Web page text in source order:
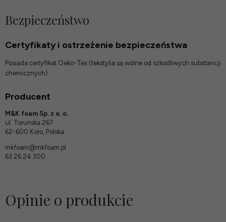
Bezpieczeństwo
Certyfikaty i ostrzeżenie bezpieczeństwa
Posiada certyfikat Oeko-Tex (tekstylia są wolne od szkodliwych substancji
chemicznych).
Producent
M&K foam Sp. z o. o.
ul. Toruńska 267
62-600 Koło, Polska
mkfoam@mkfoam.pl
63 26 24 300
Opinie o produkcie